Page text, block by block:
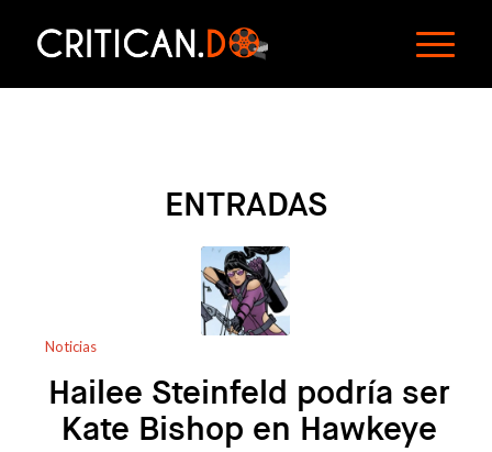
ENTRADAS
Noticias
Hailee Steinfeld podría ser
Kate Bishop en Hawkeye